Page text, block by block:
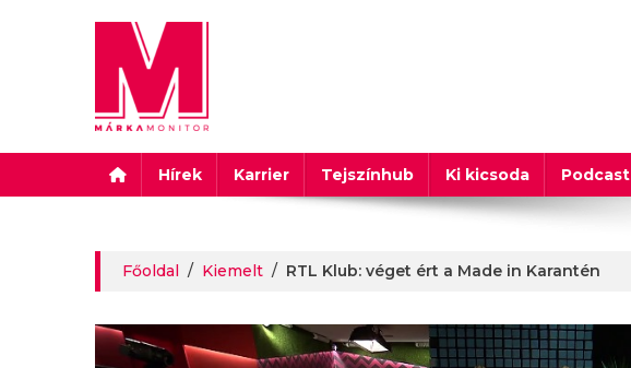
Márkamonitor
Hírek Karrier Tejszínhub Ki kicsoda Podcast
Főoldal / Kiemelt / RTL Klub: véget ért a Made in Karantén